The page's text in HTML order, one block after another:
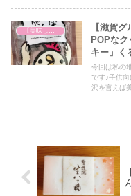
【美味しいは正義】
【滋賀
POPな
キー」く
今回は私の
です♪子供
沢を言えば